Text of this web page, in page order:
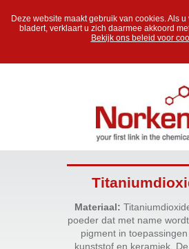
Deze website maakt gebruik van cookies. Als
bladert, verklaart u zich daarmee akkoord
Bekijk ons beleid voor
Materiaal:
poeder dat met name
pigment in toepassingen
kunststof en keramiek.